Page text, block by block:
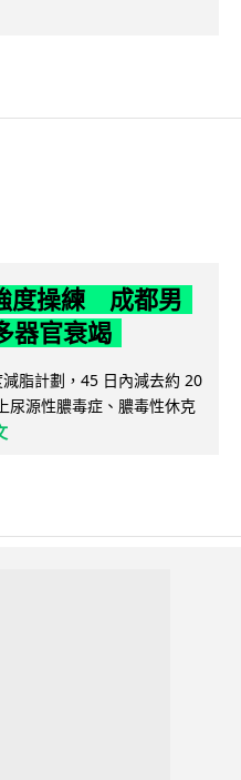
度操練 成都男
器官衰竭
脂計劃，45 日內減去約 20
尿源性膿毒症、膿毒性休克